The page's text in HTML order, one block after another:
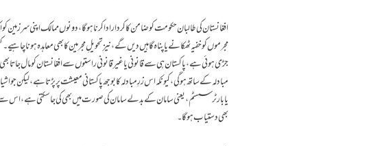
افغانستان کی طالبان حکومت کو ضامن کا کردار ادا کرنا ہوگا، دونوں ممالک
مجرموں کو خفیہ ٹھکانے یا پناہ گاہیں دیں گے ،نیز تحویلِ مجرمین کا بھی معاہدہ ہونا
جڑی ہوئی ہے، پاکستان ہی سے قانونی یا غیر قانونی راستوں سے افغانستان کو مال جاتا
مبادلہ کے ساتھ ہوگی ،کیونکہ اس زرِ مبادلہ کا بوجھ پاکستانی معیشت پر پڑتا ہے، لیکن
یابارٹر سسٹم ،یعنی سامان کے بدلے سامان کی صورت میں بھی کی جاسکتی ہے،اس سے
بھی دستیاب ہوگا۔